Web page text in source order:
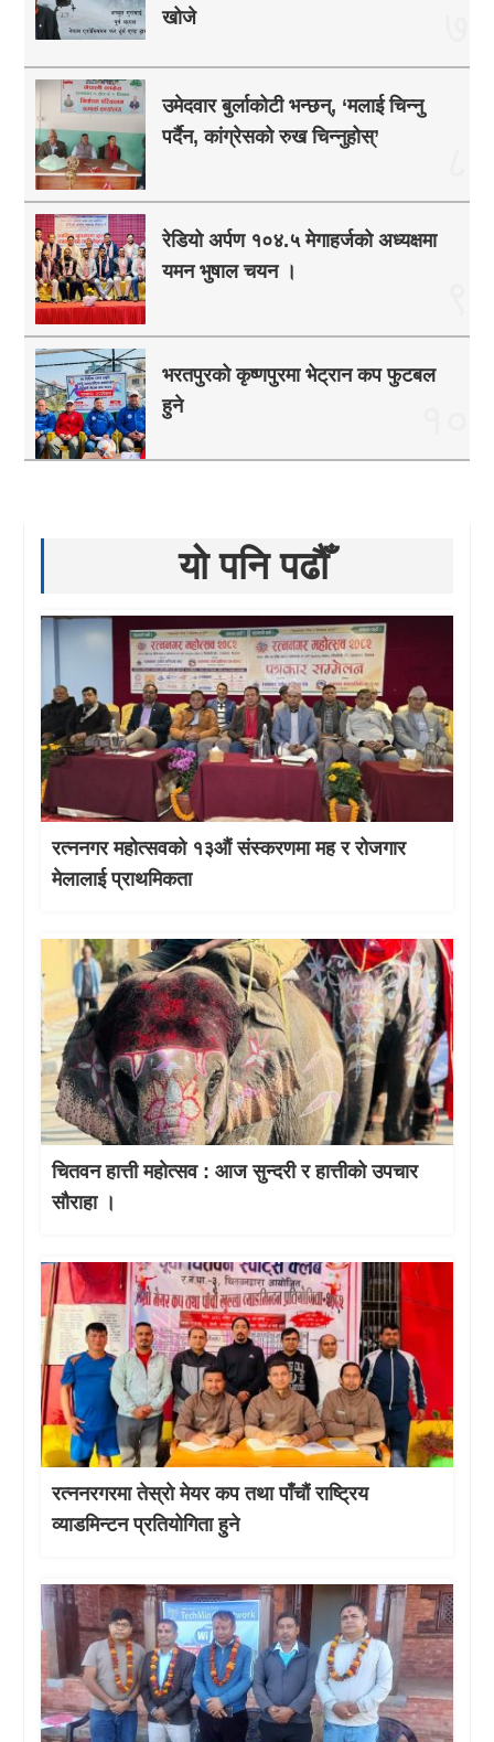
खोजे
उमेदवार बुर्लाकोटी भन्छन्, ‘मलाई चिन्नु
पर्दैन, कांग्रेसको रुख चिन्नुहोस्’
रेडियो अर्पण १०४.५ मेगाहर्जको अध्यक्षमा
यमन भुषाल चयन ।
भरतपुरको कृष्णपुरमा भेट्रान कप फुटबल
हुने
यो पनि पढौँ
रत्ननगर महोत्सवको १३औं संस्करणमा मह र रोजगार
मेलालाई प्राथमिकता
चितवन हात्ती महाेत्सव : आज सुन्दरी र हात्तीको उपचार
साैराहा ।
रत्ननरगरमा तेस्राे मेयर कप तथा पाँचौं राष्ट्रिय
व्याडमिन्टन प्रतियोगिता हुने